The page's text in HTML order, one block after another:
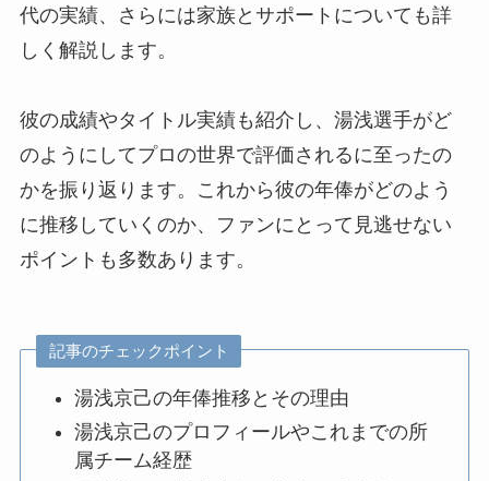
代の実績、さらには家族とサポートについても詳
しく解説します。
彼の成績やタイトル実績も紹介し、湯浅選手がど
のようにしてプロの世界で評価されるに至ったの
かを振り返ります。これから彼の年俸がどのよう
に推移していくのか、ファンにとって見逃せない
ポイントも多数あります。
記事のチェックポイント
湯浅京己の年俸推移とその理由
湯浅京己のプロフィールやこれまでの所
属チーム経歴